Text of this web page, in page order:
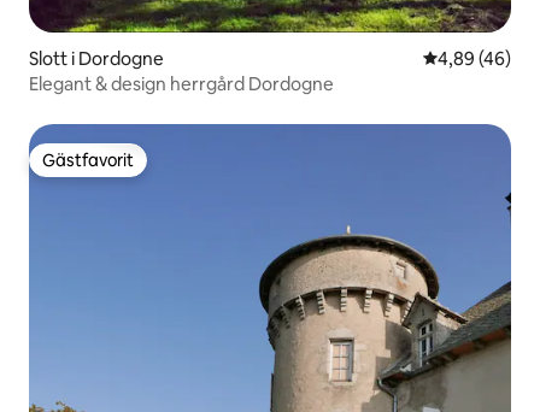
Slott i Dordogne 4,89 av 5 i
4,89 (46)
Elegant & design herrgård Dordogne
Gästfavorit
Gästfavorit